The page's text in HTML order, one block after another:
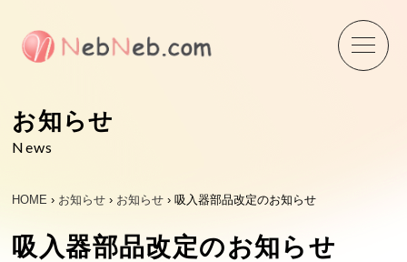
content
お知らせ
News
HOME › お知らせ › お知らせ › 吸入器部品改定のお知らせ
吸入器部品改定のお知らせ